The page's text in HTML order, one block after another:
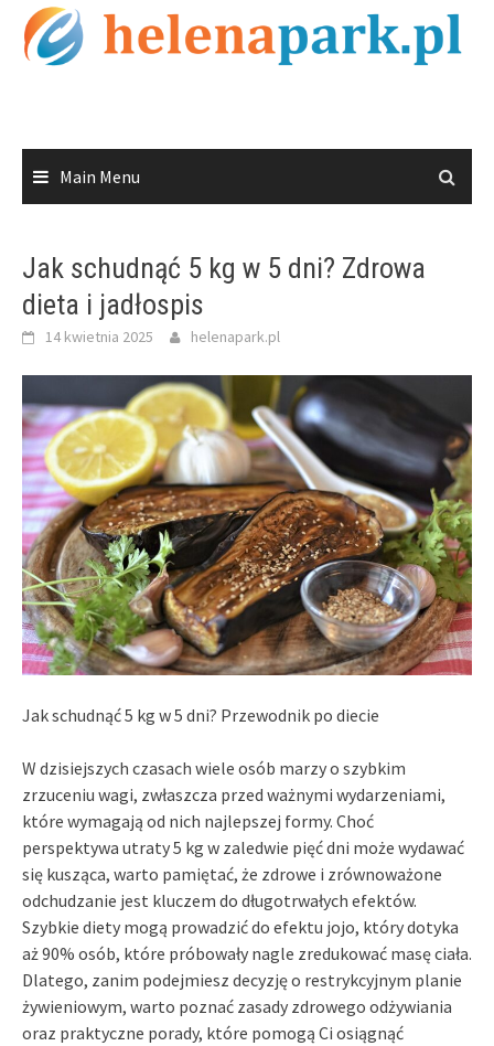
Skip
content
Main Menu
Jak schudnąć 5 kg w 5 dni? Zdrowa
dieta i jadłospis
14 kwietnia 2025 helenapark.pl
Jak schudnąć 5 kg w 5 dni? Przewodnik po diecie
W dzisiejszych czasach wiele osób marzy o szybkim
zrzuceniu wagi, zwłaszcza przed ważnymi wydarzeniami,
które wymagają od nich najlepszej formy. Choć
perspektywa utraty 5 kg w zaledwie pięć dni może wydawać
się kusząca, warto pamiętać, że zdrowe i zrównoważone
odchudzanie jest kluczem do długotrwałych efektów.
Szybkie diety mogą prowadzić do efektu jojo, który dotyka
aż 90% osób, które próbowały nagle zredukować masę ciała.
Dlatego, zanim podejmiesz decyzję o restrykcyjnym planie
żywieniowym, warto poznać zasady zdrowego odżywiania
oraz praktyczne porady, które pomogą Ci osiągnąć